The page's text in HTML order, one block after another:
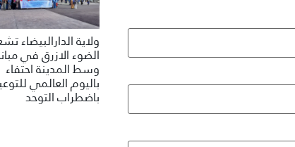
ولاية الدارالبيضاء
الضوء الازرق في
وسط المدينة احتفاء
باليوم العالمي
باضطراب التوحد